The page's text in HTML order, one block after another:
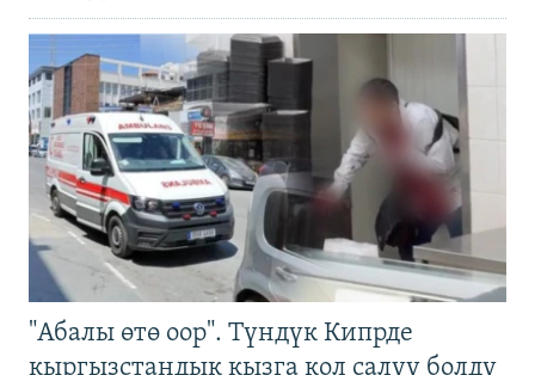
"Абалы өтө оор". Түндүк Кипрде
кыргызстандык кызга кол салуу болду